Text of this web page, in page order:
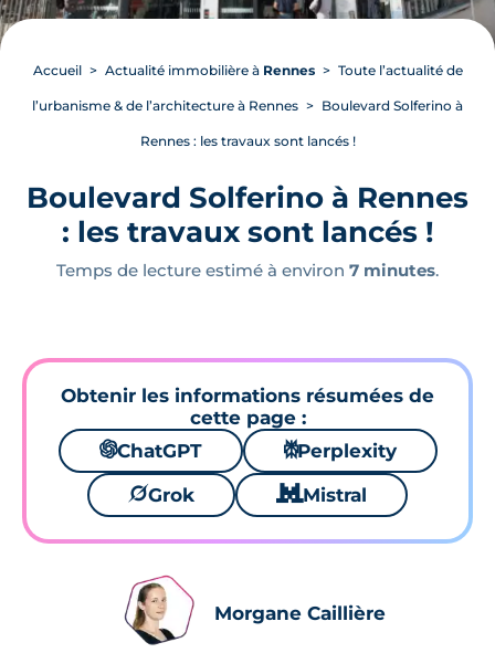
Accueil Actualité immobilière à Rennes Toute l’actualité de
l’urbanisme & de l’architecture à Rennes Boulevard Solferino à
Rennes : les travaux sont lancés !
Boulevard Solferino à Rennes
: les travaux sont lancés !
Temps de lecture estimé à environ 7 minutes.
Obtenir les informations résumées de
cette page :
🌌ChatGPT ⚙Perplexity
🪐Grok 🐱 Mistral
Morgane Caillière